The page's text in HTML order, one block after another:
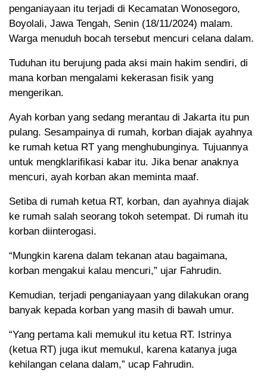
penganiayaan itu terjadi di Kecamatan Wonosegoro,
Boyolali, Jawa Tengah, Senin (18/11/2024) malam.
Warga menuduh bocah tersebut mencuri celana dalam.
Tuduhan itu berujung pada aksi main hakim sendiri, di
mana korban mengalami kekerasan fisik yang
mengerikan.
Ayah korban yang sedang merantau di Jakarta itu pun
pulang. Sesampainya di rumah, korban diajak ayahnya
ke rumah ketua RT yang menghubunginya. Tujuannya
untuk mengklarifikasi kabar itu. Jika benar anaknya
mencuri, ayah korban akan meminta maaf.
Setiba di rumah ketua RT, korban, dan ayahnya diajak
ke rumah salah seorang tokoh setempat. Di rumah itu
korban diinterogasi.
“Mungkin karena dalam tekanan atau bagaimana,
korban mengakui kalau mencuri,” ujar Fahrudin.
Kemudian, terjadi penganiayaan yang dilakukan orang
banyak kepada korban yang masih di bawah umur.
“Yang pertama kali memukul itu ketua RT. Istrinya
(ketua RT) juga ikut memukul, karena katanya juga
kehilangan celana dalam,” ucap Fahrudin.